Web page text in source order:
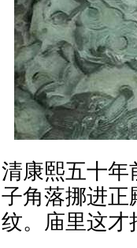
清康熙五十年
子角落挪进正
纹。庙里这才